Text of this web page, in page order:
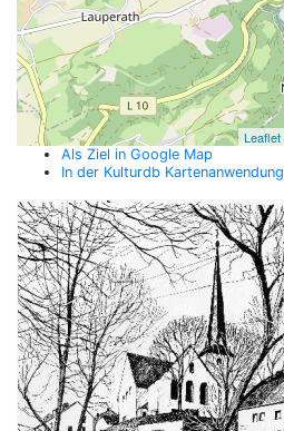
Leaflet
Als Ziel in Google Map
In der Kulturdb Kartenanwendung